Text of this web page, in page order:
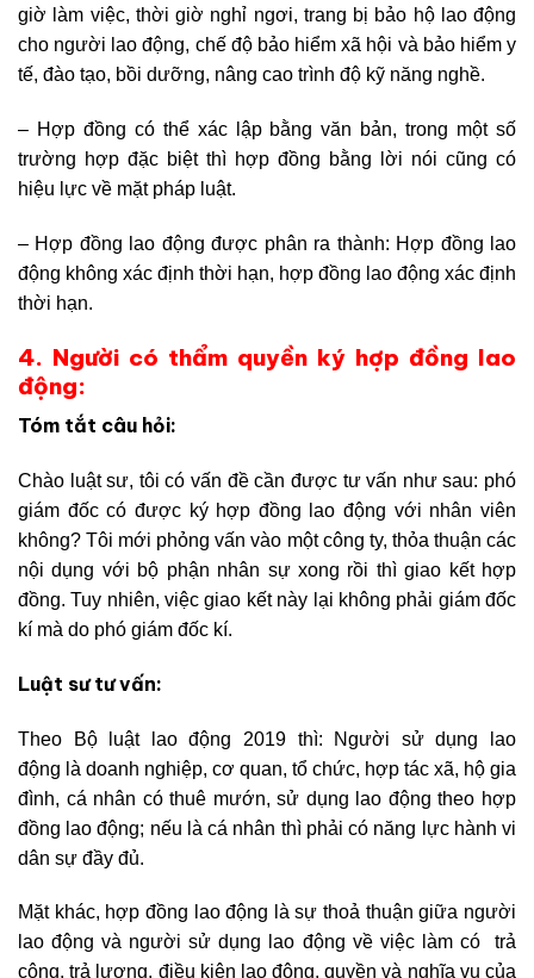
giờ làm việc, thời giờ nghỉ ngơi, trang bị bảo hộ lao động
cho người lao động, chế độ bảo hiểm xã hội và bảo hiểm y
tế, đào tạo, bồi dưỡng, nâng cao trình độ kỹ năng nghề.
– Hợp đồng có thể xác lập bằng văn bản, trong một số
trường hợp đặc biệt thì hợp đồng bằng lời nói cũng có
hiệu lực về mặt pháp luật.
– Hợp đồng lao động được phân ra thành: Hợp đồng lao
động không xác định thời hạn, hợp đồng lao động xác định
thời hạn.
4. Người có thẩm quyền ký hợp đồng lao
động:
Tóm tắt câu hỏi:
Chào luật sư, tôi có vấn đề cần được tư vấn như sau: phó
giám đốc có được ký hợp đồng lao động với nhân viên
không? Tôi mới phỏng vấn vào một công ty, thỏa thuận các
nội dụng với bộ phận nhân sự xong rồi thì giao kết hợp
đồng. Tuy nhiên, việc giao kết này lại không phải giám đốc
kí mà do phó giám đốc kí.
Luật sư tư vấn:
Theo Bộ luật lao động 2019 thì: Người sử dụng lao
động là doanh nghiệp, cơ quan, tổ chức, hợp tác xã, hộ gia
đình, cá nhân có thuê mướn, sử dụng lao động theo hợp
đồng lao động; nếu là cá nhân thì phải có năng lực hành vi
dân sự đầy đủ.
Mặt khác, hợp đồng lao động là sự thoả thuận giữa người
lao động và người sử dụng lao động về việc làm có trả
công, trả lương, điều kiện lao động, quyền và nghĩa vụ của